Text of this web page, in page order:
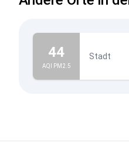
44
AQI PM2.5
Stadt